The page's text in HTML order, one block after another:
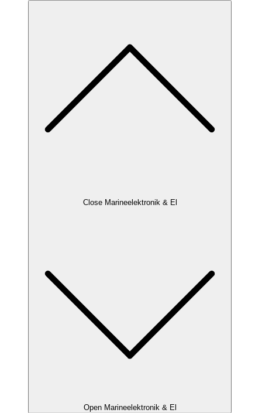
Close Marineelektronik & El
Open Marineelektronik & El